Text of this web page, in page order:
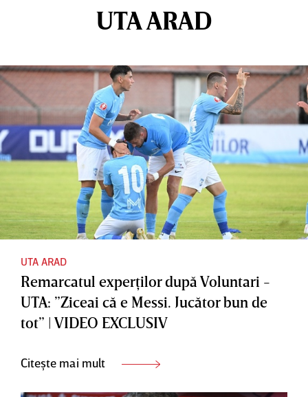
UTA ARAD
UTA ARAD
Remarcatul experţilor după Voluntari -
UTA: ”Ziceai că e Messi. Jucător bun de
tot” | VIDEO EXCLUSIV
Citește mai mult